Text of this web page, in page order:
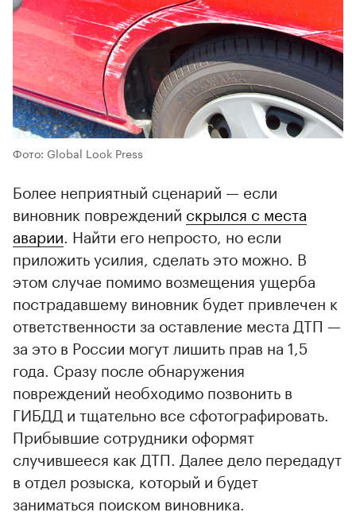
Фото: Global Look Press
Более неприятный сценарий — если
виновник повреждений скрылся с места
аварии. Найти его непросто, но если
приложить усилия, сделать это можно. В
этом случае помимо возмещения ущерба
пострадавшему виновник будет привлечен к
ответственности за оставление места ДТП —
за это в России могут лишить прав на 1,5
года. Сразу после обнаружения
повреждений необходимо позвонить в
ГИБДД и тщательно все сфотографировать.
Прибывшие сотрудники оформят
случившееся как ДТП. Далее дело передадут
в отдел розыска, который и будет
заниматься поиском виновника.